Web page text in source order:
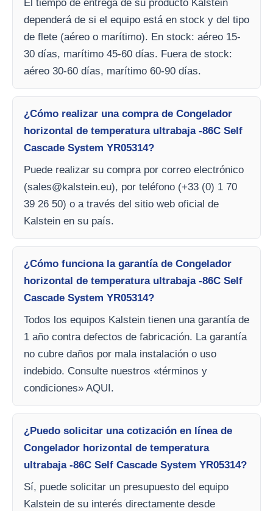
El tiempo de entrega de su producto Kalstein
dependerá de si el equipo está en stock y del tipo
de flete (aéreo o marítimo). En stock: aéreo 15-
30 días, marítimo 45-60 días. Fuera de stock:
aéreo 30-60 días, marítimo 60-90 días.
¿Cómo realizar una compra de Congelador
horizontal de temperatura ultrabaja -86C Self
Cascade System YR05314?
Puede realizar su compra por correo electrónico
(sales@kalstein.eu), por teléfono (+33 (0) 1 70
39 26 50) o a través del sitio web oficial de
Kalstein en su país.
¿Cómo funciona la garantía de Congelador
horizontal de temperatura ultrabaja -86C Self
Cascade System YR05314?
Todos los equipos Kalstein tienen una garantía de
1 año contra defectos de fabricación. La garantía
no cubre daños por mala instalación o uso
indebido. Consulte nuestros «términos y
condiciones» AQUI.
¿Puedo solicitar una cotización en línea de
Congelador horizontal de temperatura
ultrabaja -86C Self Cascade System YR05314?
Sí, puede solicitar un presupuesto del equipo
Kalstein de su interés directamente desde